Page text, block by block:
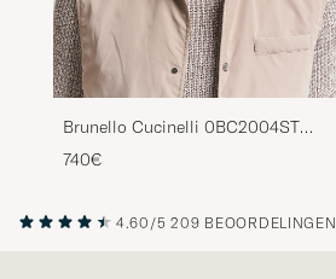
Brunello Cucinelli 0BC2004ST
Sunglasses Silver
740€
4.60/5 209 BEOORDELINGEN